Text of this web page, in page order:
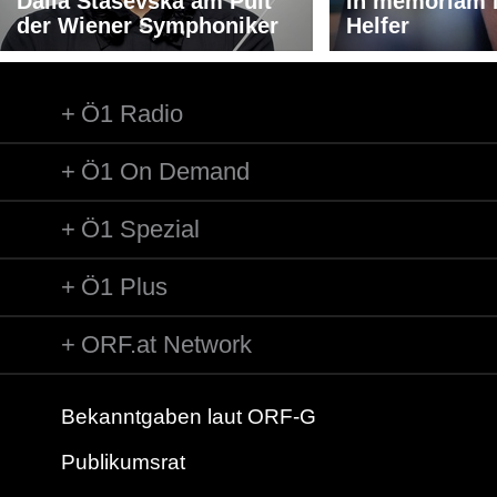
Titel: The Lord
Länge: 02:11 min
der Wiener Symphoniker
Helfer
Ö1 Radio
Ö1 On Demand
Ö1 Spezial
Ö1 Plus
ORF.at Network
Bekanntgaben laut ORF-G
Publikumsrat